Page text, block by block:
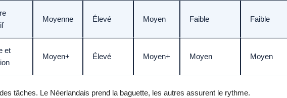
Moyenne Élevé Moyen Faible Faible
et
Moyen+ Élevé Moyen+ Moyen Moyen
tâches. Le Néerlandais prend la baguette, les autres assurent le rythme.